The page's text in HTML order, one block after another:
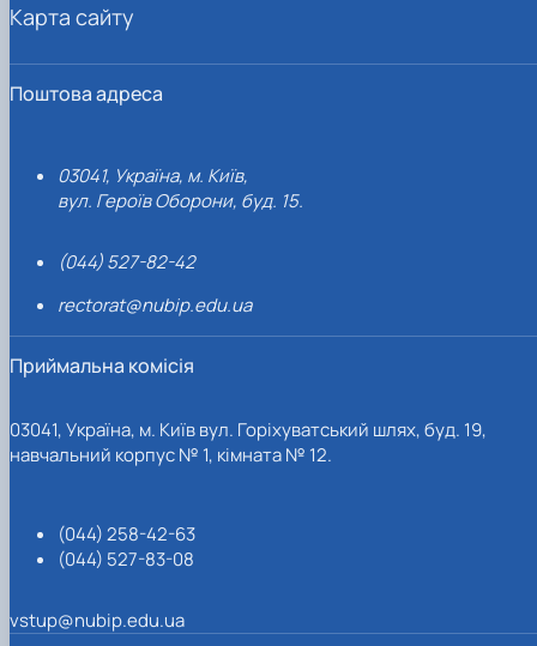
Поштова адреса
03041, Україна, м. Київ,
вул. Героїв Оборони, буд. 15.
(044) 527-82-42
rectorat@nubip.edu.ua
Приймальна комісія
03041, Україна, м. Київ вул. Горіхуватський шлях, буд. 19,
навчальний корпус № 1, кімната № 12.
(044) 258-42-63
(044) 527-83-08
vstup@nubip.edu.ua
Карта сайту